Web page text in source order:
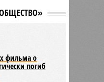
воде в
превышение
душах»
исключить
года из-за
фильма о
погиб